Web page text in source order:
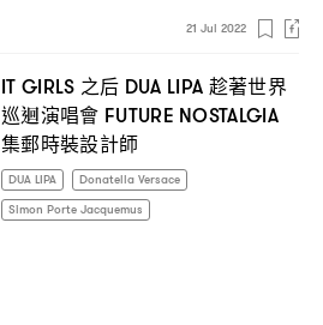
21 Jul 2022
IT GIRLS 之后 DUA LIPA 趁著世界
巡迴演唱會 FUTURE NOSTALGIA
集郵時裝設計師
DUA LIPA
Donatella Versace
Simon Porte Jacquemus